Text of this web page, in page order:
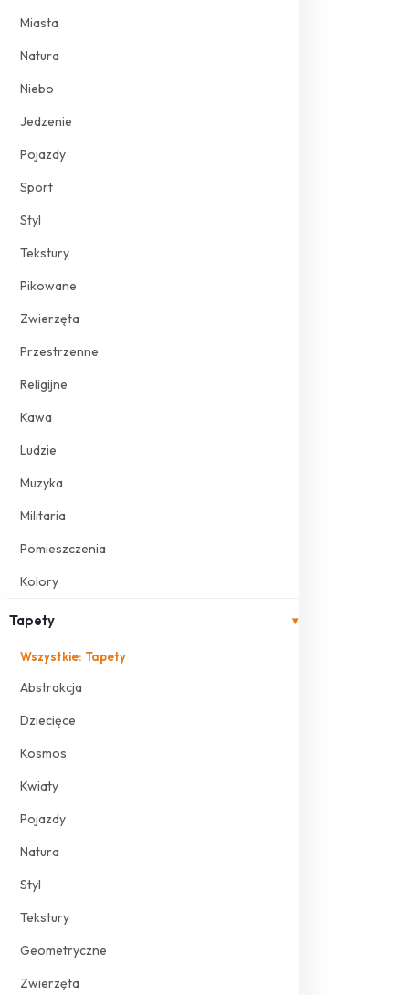
Miasta
Natura
Niebo
Jedzenie
Pojazdy
Sport
Styl
Tekstury
Pikowane
Zwierzęta
Przestrzenne
Religijne
Kawa
Ludzie
Muzyka
Militaria
Pomieszczenia
Kolory
Tapety ▾
Wszystkie: Tapety
Abstrakcja
Dziecięce
Kosmos
Kwiaty
Pojazdy
Natura
Styl
Tekstury
Geometryczne
Zwierzęta